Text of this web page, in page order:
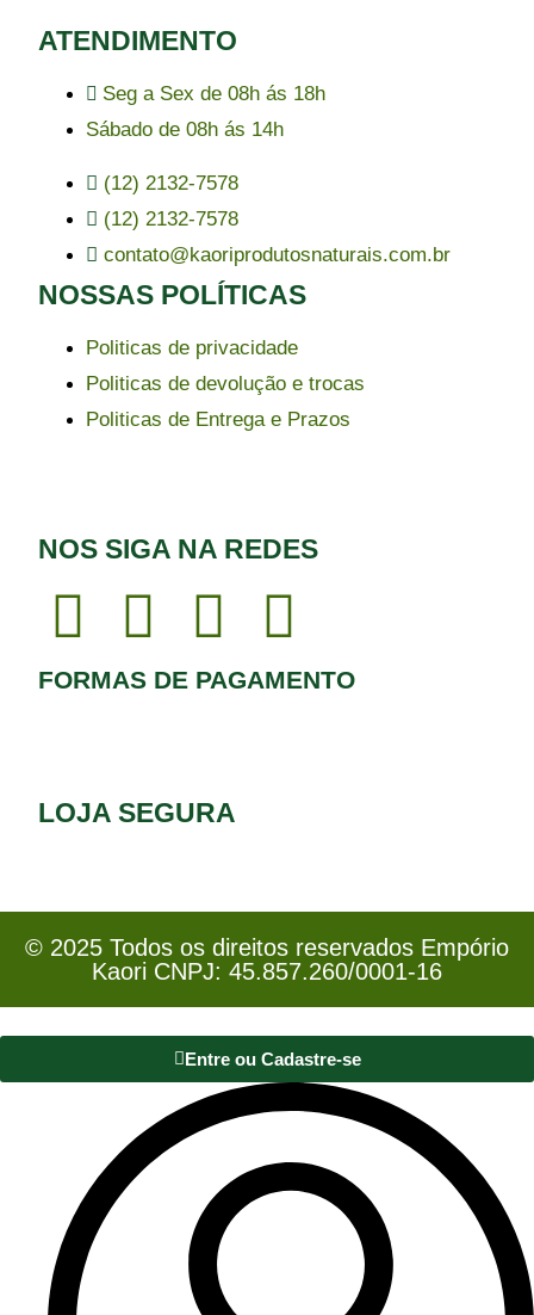
ATENDIMENTO
Seg a Sex de 08h ás 18h
Sábado de 08h ás 14h
(12) 2132-7578
(12) 2132-7578
contato@kaoriprodutosnaturais.com.br
NOSSAS POLÍTICAS
Politicas de privacidade
Politicas de devolução e trocas
Politicas de Entrega e Prazos
NOS SIGA NA REDES
FORMAS DE PAGAMENTO
LOJA SEGURA
© 2025 Todos os direitos reservados Empório
Kaori CNPJ: 45.857.260/0001-16
Entre ou Cadastre-se